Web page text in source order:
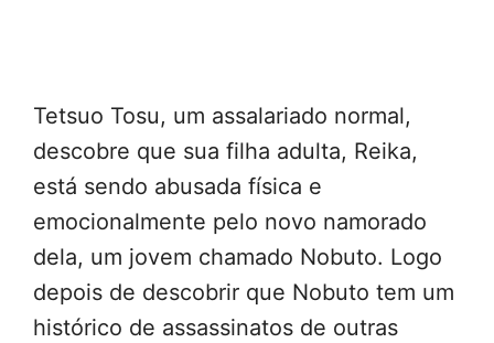
Tetsuo Tosu, um assalariado normal,
descobre que sua filha adulta, Reika,
está sendo abusada física e
emocionalmente pelo novo namorado
dela, um jovem chamado Nobuto. Logo
depois de descobrir que Nobuto tem um
histórico de assassinatos de outras